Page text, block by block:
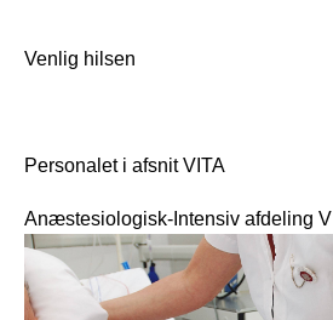
Venlig hilsen
Personalet i afsnit VITA
Anæstesiologisk-Intensiv afdeling V